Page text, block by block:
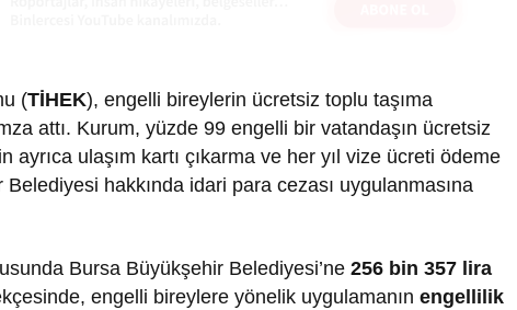
(TİHEK), engelli bireylerin ücretsiz toplu taşıma
attı. Kurum, yüzde 99 engelli bir vatandaşın ücretsiz
ayrıca ulaşım kartı çıkarma ve her yıl vize ücreti ödeme
Belediyesi hakkında idari para cezası uygulanmasına
Bursa Büyükşehir Belediyesi’ne256 bin 357 lira
engelli bireylere yönelik uygulamanınengellilik